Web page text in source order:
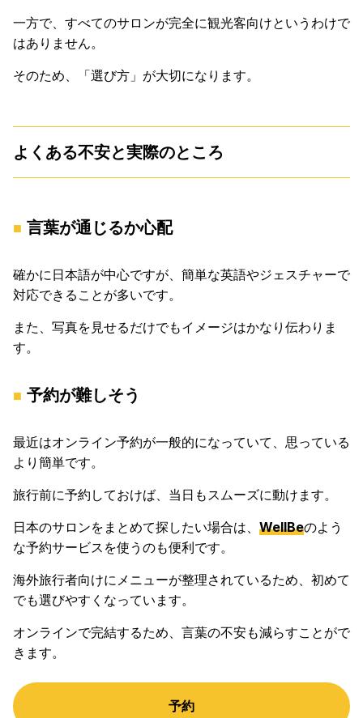
一方で、すべてのサロンが完全に観光客向けというわけで
はありません。
そのため、「選び方」が大切になります。
よくある不安と実際のところ
言葉が通じるか心配
確かに日本語が中心ですが、簡単な英語やジェスチャーで
対応できることが多いです。
また、写真を見せるだけでもイメージはかなり伝わりま
す。
予約が難しそう
最近はオンライン予約が一般的になっていて、思っている
より簡単です。
旅行前に予約しておけば、当日もスムーズに動けます。
日本のサロンをまとめて探したい場合は、 WellBeのよう
な予約サービスを使うのも便利です。
海外旅行者向けにメニューが整理されているため、初めて
でも選びやすくなっています。
オンラインで完結するため、言葉の不安も減らすことがで
きます。
予約